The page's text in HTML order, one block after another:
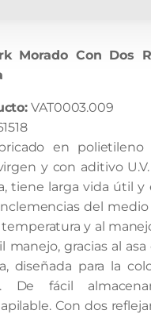
Morado Con Dos
VAT0003.009
en polietileno
y con aditivo
tiene larga vida útil y
del
y al
manejo, gracias al
diseñada para la
De fácil
Con dos